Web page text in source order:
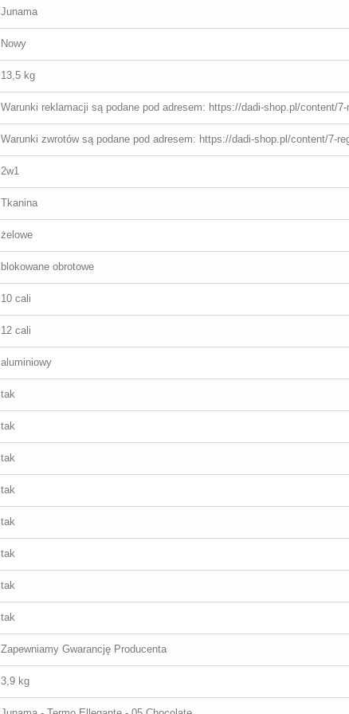
Junama
Nowy
13,5 kg
Warunki reklamacji są podane pod adresem: https://dadi-shop.pl/content/7-
Warunki zwrotów są podane pod adresem: https://dadi-shop.pl/content/7-
2w1
Tkanina
żelowe
blokowane obrotowe
10 cali
12 cali
aluminiowy
tak
tak
tak
tak
tak
tak
tak
tak
Zapewniamy Gwarancję Producenta
3,9 kg